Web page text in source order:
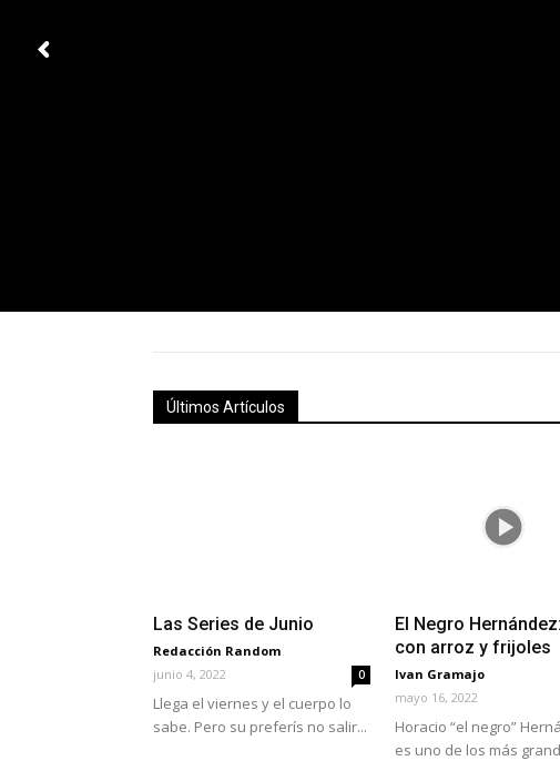
Últimos Artículos
Las Series de Junio
Redacción Random
junio 4, 2022
0
Llega el viernes y el cuerpo lo
sabe. Pero su preferís no salir...
El Negro
con arroz y frijoles
Ivan Gramajo
mayo 16, 2022
Horacio “el negro”
es uno de los más